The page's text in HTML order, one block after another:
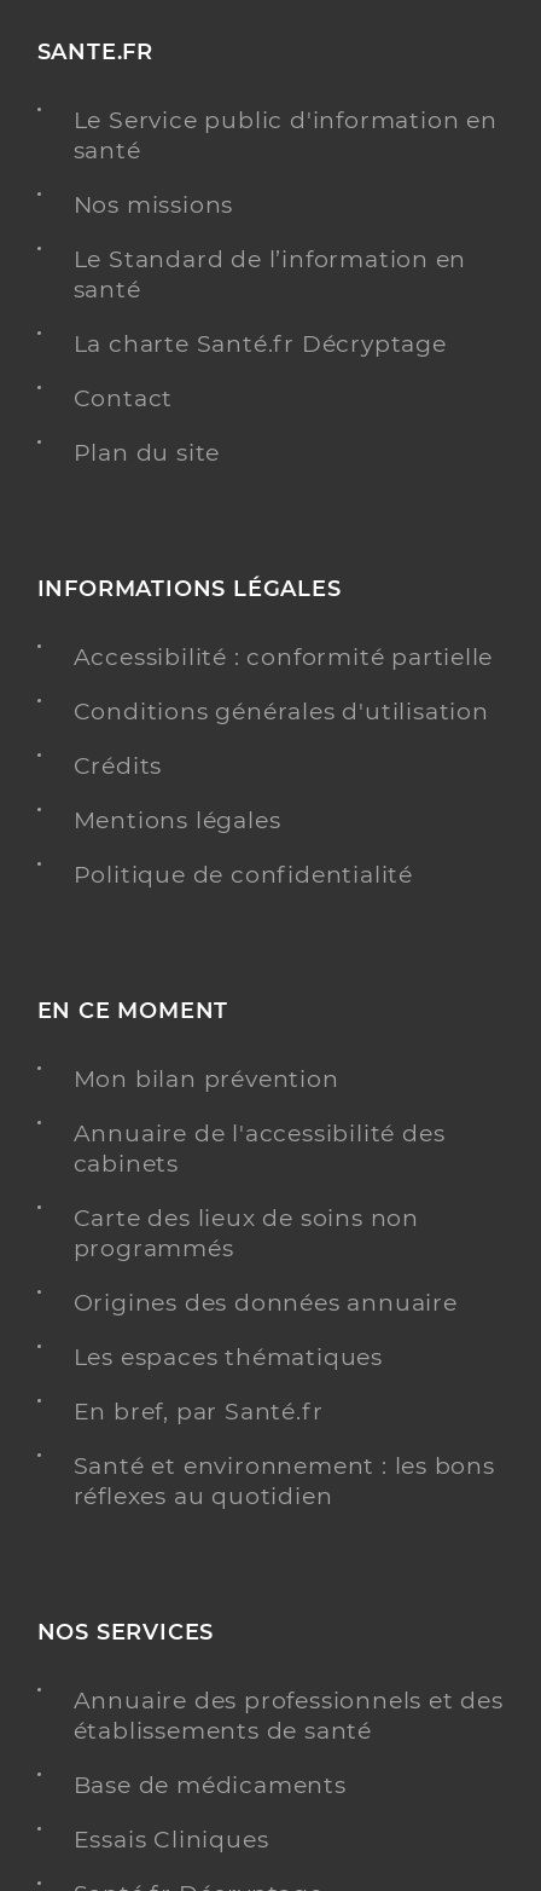
SANTE.FR
Le Service public d'information en
santé
Nos missions
Le Standard de l’information en
santé
La charte Santé.fr Décryptage
Contact
Plan du site
INFORMATIONS LÉGALES
Accessibilité : conformité partielle
Conditions générales d'utilisation
Crédits
Mentions légales
Politique de confidentialité
EN CE MOMENT
Mon bilan prévention
Annuaire de l'accessibilité des
cabinets
Carte des lieux de soins non
programmés
Origines des données annuaire
Les espaces thématiques
En bref, par Santé.fr
Santé et environnement : les bons
réflexes au quotidien
NOS SERVICES
Annuaire des professionnels et des
établissements de santé
Base de médicaments
Essais Cliniques